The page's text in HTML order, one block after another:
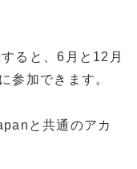
ると、6月と12月
参加できます。
と共通のアカ